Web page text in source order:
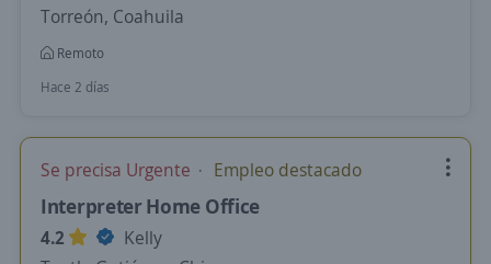
Torreón, Coahuila
Remoto
Hace 2 días
Se precisa Urgente Empleo destacado
Interpreter Home Office
4.2
Kelly